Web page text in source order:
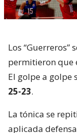
Los “Guerreros”
permitieron que
El golpe a golpe
25-23.
La tónica se
aplicada